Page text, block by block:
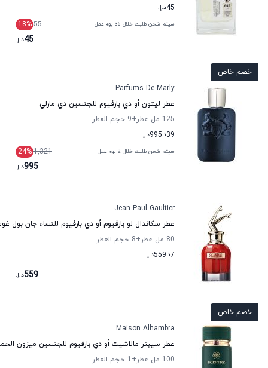
45د.إ.
سيتم شحن طلبك خلال 36 يوم عمل 55
18%
45د.إ.
خصم خاص
Parfums De Marly
عطر ليتون أو دي بارفيوم للجنسين دي مارلي
125 مل عطر
+9
حجم العطر
39تا995د.إ.
سيتم شحن طلبك خلال 2 يوم عمل 1,321
24%
995د.إ.
Jean Paul Gaultier
عطر سكاندال لو بارفيوم أو دي بارفيوم للنساء جان بول
80 مل عطر
+8
حجم العطر
7تا559د.إ.
559د.إ.
خصم خاص
Maison Alhambra
عطر سيبتر مالاشيت أو دي بارفيوم للجنسين ميزون
100 مل عطر
+1
حجم العطر